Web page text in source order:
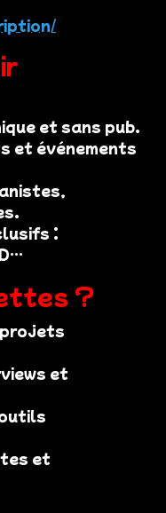
et sans pub.
et événements
:
?
projets
et
et